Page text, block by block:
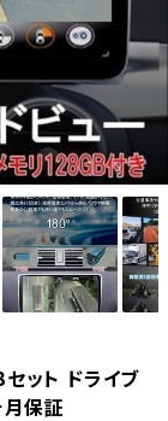
ット ドライブ
保証